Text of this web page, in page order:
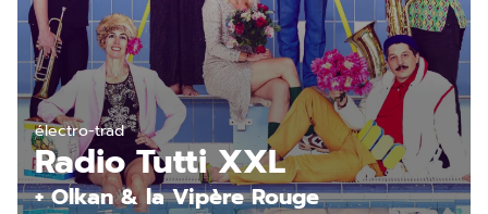
électro-trad
Radio Tutti XXL
+ Olkan & la Vipère Rouge